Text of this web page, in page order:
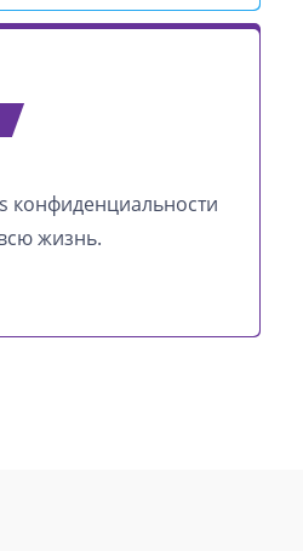
конфиденциальности
жизнь.